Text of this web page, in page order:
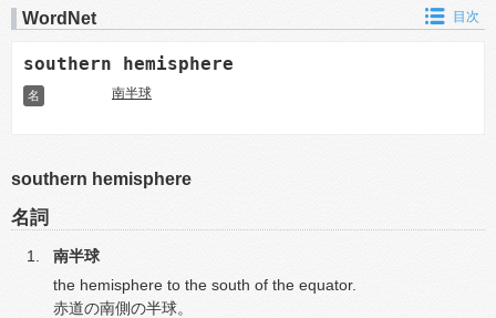
WordNet 目次
southern hemisphere
名 南半球
southern hemisphere
名詞
南半球
the hemisphere to the south of the equator.
赤道の南側の半球。